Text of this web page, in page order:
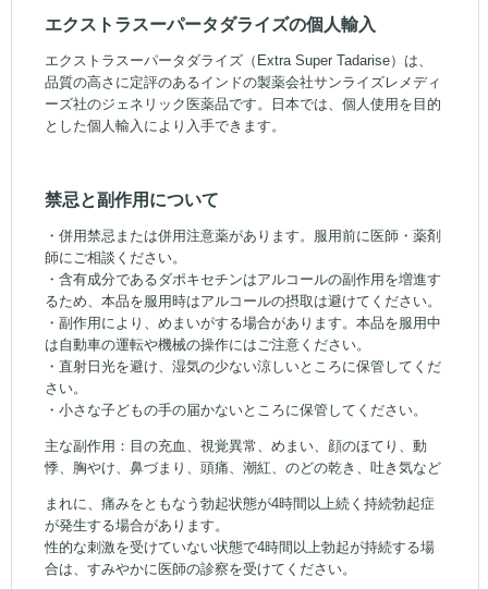
エクストラスーパータダライズの個人輸入
エクストラスーパータダライズ（Extra Super Tadarise）は、
品質の高さに定評のあるインドの製薬会社サンライズレメディ
ーズ社のジェネリック医薬品です。日本では、個人使用を目的
とした個人輸入により入手できます。
禁忌と副作用について
・併用禁忌または併用注意薬があります。服用前に医師・薬剤
師にご相談ください。
・含有成分であるダポキセチンはアルコールの副作用を増進す
るため、本品を服用時はアルコールの摂取は避けてください。
・副作用により、めまいがする場合があります。本品を服用中
は自動車の運転や機械の操作にはご注意ください。
・直射日光を避け、湿気の少ない涼しいところに保管してくだ
さい。
・小さな子どもの手の届かないところに保管してください。
主な副作用：目の充血、視覚異常、めまい、顔のほてり、動
悸、胸やけ、鼻づまり、頭痛、潮紅、のどの乾き、吐き気など
まれに、痛みをともなう勃起状態が4時間以上続く持続勃起症
が発生する場合があります。
性的な刺激を受けていない状態で4時間以上勃起が持続する場
合は、すみやかに医師の診察を受けてください。